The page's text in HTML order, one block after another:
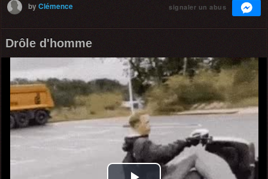
byClémence signaler un abus
Drôle d'homme